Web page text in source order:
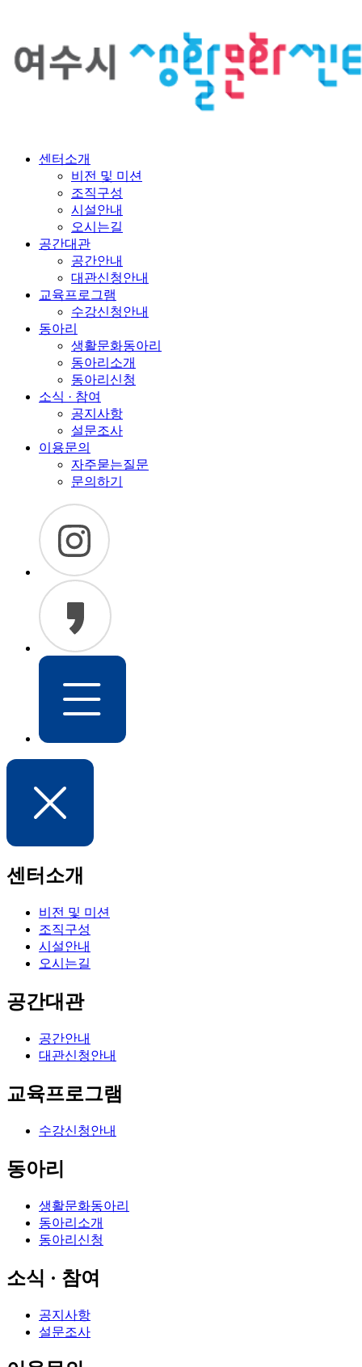
센터소개
비전 및 미션
조직구성
시설안내
오시는길
공간대관
공간안내
대관신청안내
교육프로그램
수강신청안내
동아리
생활문화동아리
동아리소개
동아리신청
소식 · 참여
공지사항
설문조사
이용문의
자주묻는질문
문의하기
센터소개
비전 및 미션
조직구성
시설안내
오시는길
공간대관
공간안내
대관신청안내
교육프로그램
수강신청안내
동아리
생활문화동아리
동아리소개
동아리신청
소식 · 참여
공지사항
설문조사